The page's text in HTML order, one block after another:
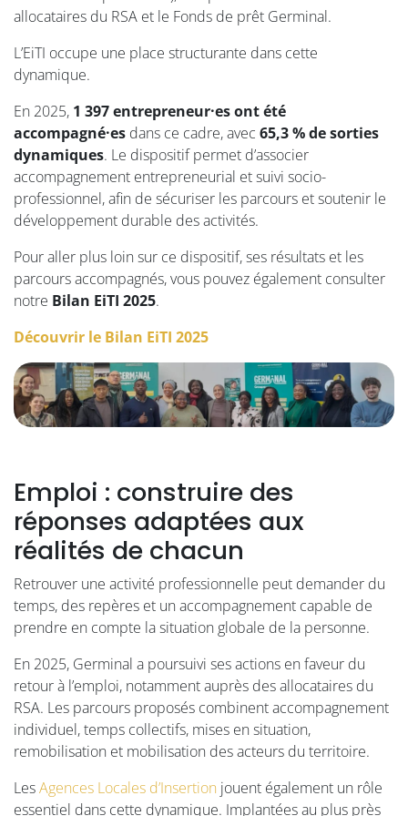
allocataires du RSA et le Fonds de prêt Germinal.
L’EiTI occupe une place structurante dans cette
dynamique.
En 2025, 1 397 entrepreneur·es ont été
accompagné·es dans ce cadre, avec 65,3 % de sorties
dynamiques. Le dispositif permet d’associer
accompagnement entrepreneurial et suivi socio-
professionnel, afin de sécuriser les parcours et soutenir le
développement durable des activités.
Pour aller plus loin sur ce dispositif, ses résultats et les
parcours accompagnés, vous pouvez également consulter
notre Bilan EiTI 2025.
Découvrir le Bilan EiTI 2025
Emploi : construire des
réponses adaptées aux
réalités de chacun
Retrouver une activité professionnelle peut demander du
temps, des repères et un accompagnement capable de
prendre en compte la situation globale de la personne.
En 2025, Germinal a poursuivi ses actions en faveur du
retour à l’emploi, notamment auprès des allocataires du
RSA. Les parcours proposés combinent accompagnement
individuel, temps collectifs, mises en situation,
remobilisation et mobilisation des acteurs du territoire.
LesAgences Locales d’Insertion jouent également un rôle
essentiel dans cette dynamique. Implantées au plus près